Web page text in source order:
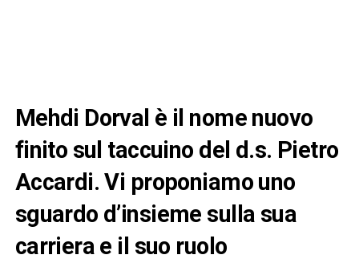
Mehdi Dorval è il nome nuovo
finito sul taccuino del d.s. Pietro
Accardi. Vi proponiamo uno
sguardo d’insieme sulla sua
carriera e il suo ruolo